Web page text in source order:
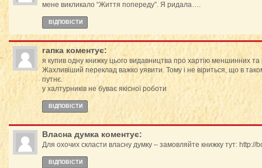
мене викликало “Життя попереду”. Я ридала….
ВІДПОВІCТИ
гапка коментує:
я купив одну книжку цього видавництва про хартію меншинних та
Жахливіший переклад важко уявити. Тому і не віриться, що в
путнє.
у халтурників не буває якісної роботи
ВІДПОВІCТИ
Власна думка коментує:
Для охочих скласти власну думку – замовляйте книжку тут:
ВІДПОВІCТИ